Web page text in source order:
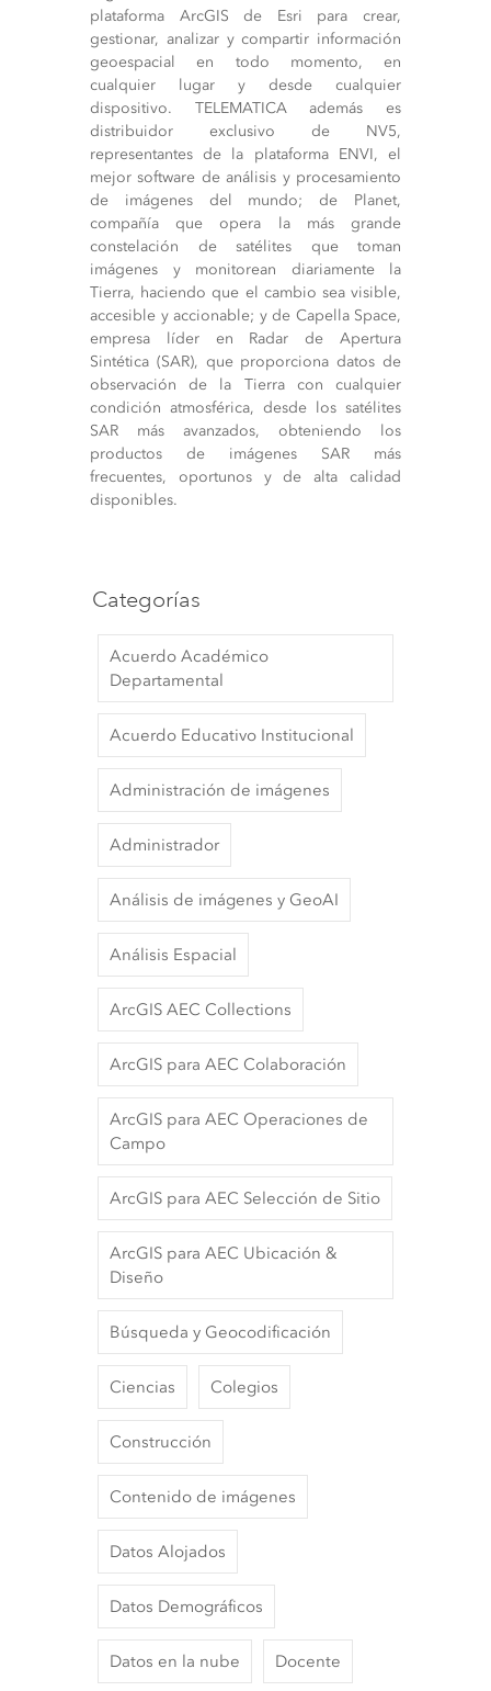
plataforma ArcGIS de Esri para crear,
gestionar, analizar y compartir información
geoespacial en todo momento, en
cualquier lugar y desde cualquier
dispositivo. TELEMATICA además es
distribuidor exclusivo de NV5,
representantes de la plataforma ENVI, el
mejor software de análisis y procesamiento
de imágenes del mundo; de Planet,
compañía que opera la más grande
constelación de satélites que toman
imágenes y monitorean diariamente la
Tierra, haciendo que el cambio sea visible,
accesible y accionable; y de Capella Space,
empresa líder en Radar de Apertura
Sintética (SAR), que proporciona datos de
observación de la Tierra con cualquier
condición atmosférica, desde los satélites
SAR más avanzados, obteniendo los
productos de imágenes SAR más
frecuentes, oportunos y de alta calidad
disponibles.
Categorías
Acuerdo Académico
Departamental
Acuerdo Educativo Institucional
Administración de imágenes
Administrador
Análisis de imágenes y GeoAI
Análisis Espacial
ArcGIS AEC Collections
ArcGIS para AEC Colaboración
ArcGIS para AEC Operaciones de
Campo
ArcGIS para AEC Selección de Sitio
ArcGIS para AEC Ubicación &
Diseño
Búsqueda y Geocodificación
Ciencias Colegios
Construcción
Contenido de imágenes
Datos Alojados
Datos Demográficos
Datos en la nube Docente